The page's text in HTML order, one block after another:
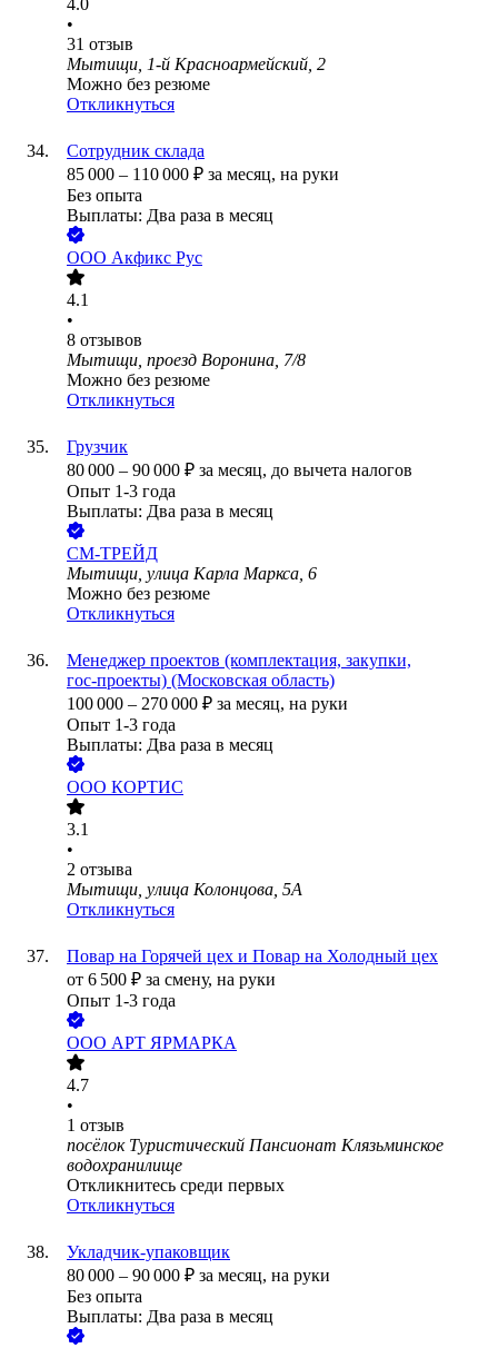
4.0
•
31 отзыв
Мытищи, 1-й Красноармейский, 2
Можно без резюме
Откликнуться
Сотрудник склада
85 000 – 110 000 ₽ за месяц, на руки
Без опыта
Выплаты: Два раза в месяц
ООО Акфикс Рус
4.1
•
8 отзывов
Мытищи, проезд Воронина, 7/8
Можно без резюме
Откликнуться
Грузчик
80 000 – 90 000 ₽ за месяц, до вычета налогов
Опыт 1-3 года
Выплаты: Два раза в месяц
СМ-ТРЕЙД
Мытищи, улица Карла Маркса, 6
Можно без резюме
Откликнуться
Менеджер проектов (комплектация, закупки,
гос‑проекты) (Московская область)
100 000 – 270 000 ₽ за месяц, на руки
Опыт 1-3 года
Выплаты: Два раза в месяц
ООО КОРТИС
3.1
•
2 отзыва
Мытищи, улица Колонцова, 5А
Откликнуться
Повар на Горячей цех и Повар на Холодный цех
от 6 500 ₽ за смену, на руки
Опыт 1-3 года
ООО АРТ ЯРМАРКА
4.7
•
1 отзыв
посёлок Туристический Пансионат Клязьминское
водохранилище
Откликнитесь среди первых
Откликнуться
Укладчик-упаковщик
80 000 – 90 000 ₽ за месяц, на руки
Без опыта
Выплаты: Два раза в месяц